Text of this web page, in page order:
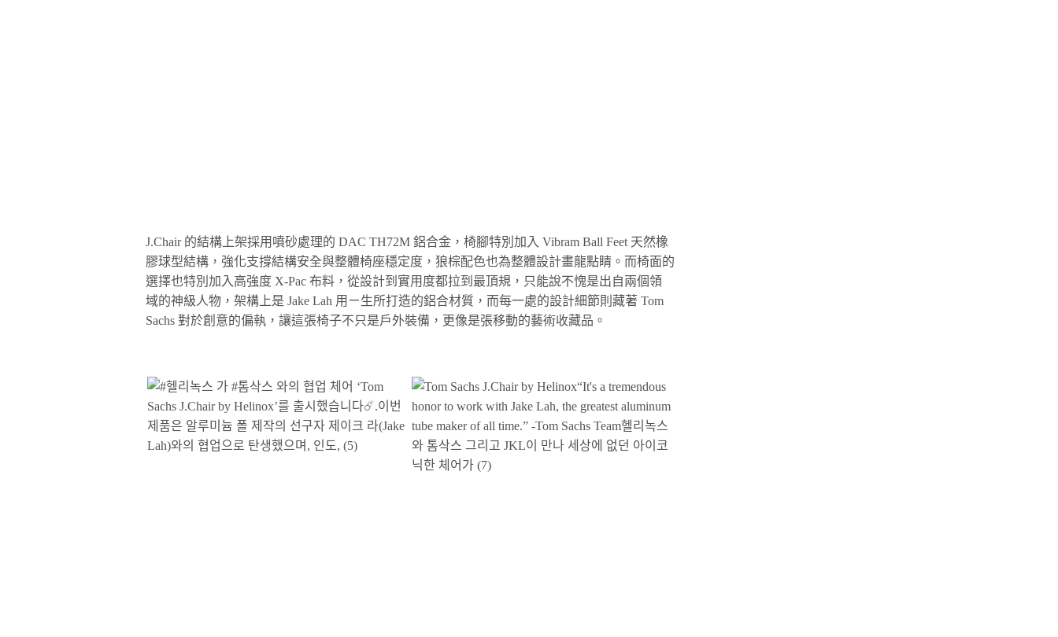
J.Chair 的結構上架採用噴砂處理的 DAC TH72M 鋁合金，椅腳特別加入 Vibram Ball Feet 天然橡
膠球型結構，強化支撐結構安全與整體椅座穩定度，狼棕配色也為整體設計畫龍點睛。而椅面的
選擇也特別加入高強度 X-Pac 布料，從設計到實用度都拉到最頂規，只能說不愧是出自兩個領
域的神級人物，架構上是 Jake Lah 用ㄧ生所打造的鋁合材質，而每一處的設計細節則藏著 Tom
Sachs 對於創意的偏執，讓這張椅子不只是戶外裝備，更像是張移動的藝術收藏品。